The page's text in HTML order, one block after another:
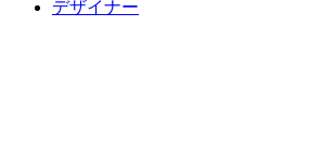
デザイナー